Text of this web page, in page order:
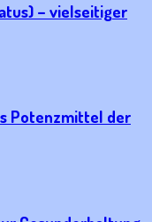
– vielseitiger
Potenzmittel der